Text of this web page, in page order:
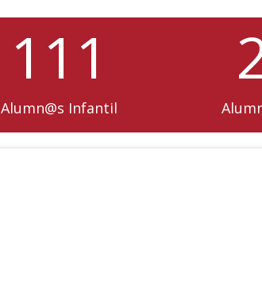
111
Alumn@s Infantil